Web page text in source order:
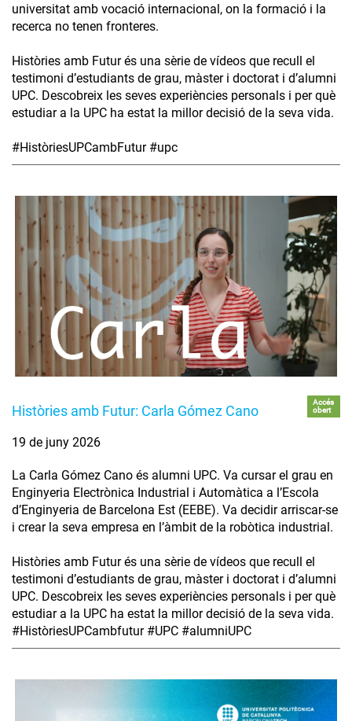
universitat amb vocació internacional, on la formació i la
recerca no tenen fronteres.
Històries amb Futur és una sèrie de vídeos que recull el
testimoni d’estudiants de grau, màster i doctorat i d’alumni
UPC. Descobreix les seves experiències personals i per què
estudiar a la UPC ha estat la millor decisió de la seva vida.
#HistòriesUPCambFutur #upc
Històries amb Futur: Carla Gómez Cano
Accés
obert
19 de juny 2026
La Carla Gómez Cano és alumni UPC. Va cursar el grau en
Enginyeria Electrònica Industrial i Automàtica a l’Escola
d’Enginyeria de Barcelona Est (EEBE). Va decidir arriscar-se
i crear la seva empresa en l’àmbit de la robòtica industrial.
Històries amb Futur és una sèrie de vídeos que recull el
testimoni d’estudiants de grau, màster i doctorat i d’alumni
UPC. Descobreix les seves experiències personals i per què
estudiar a la UPC ha estat la millor decisió de la seva vida.
#HistòriesUPCambfutur #UPC #alumniUPC